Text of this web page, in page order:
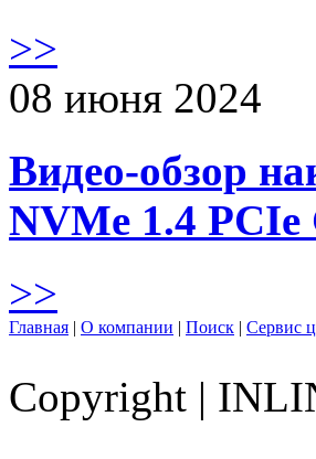
>>
08 июня 2024
Видео-обзор
NVMe 1.4 PCIe
>>
Главная | О компании | Поиск | Сервис
Copyright |